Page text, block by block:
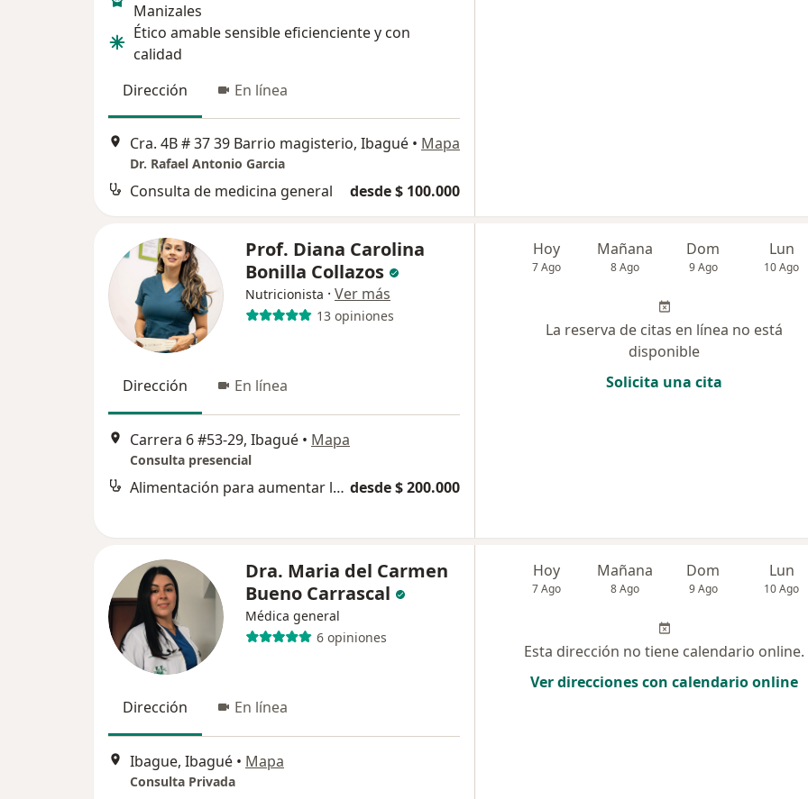
Manizales
Ético amable sensible eficienciente y con
calidad
Dirección
En línea
Cra. 4B # 37 39 Barrio magisterio, Ibagué • Mapa
Dr. Rafael Antonio Garcia
Consulta de medicina general desde $ 100.000
Prof. Diana Carolina
Bonilla Collazos
Nutricionista · Ver más
13 opiniones
Dirección En línea
Carrera 6 #53-29, Ibagué • Mapa
Consulta presencial
Alimentación para aumentar la masa muscular desde $ 200.000
Hoy
7 Ago
Mañana
8 Ago
Dom
9 Ago
Lun
10 Ago
La reserva de citas en línea no está
disponible
Solicita una cita
Dra. Maria del Carmen
Bueno Carrascal
Médica general
6 opiniones
Dirección En línea
Ibague, Ibagué • Mapa
Consulta Privada
Hoy
7 Ago
Mañana
8 Ago
Dom
9 Ago
Lun
10 Ago
Esta dirección no tiene calendario online.
Ver direcciones con calendario online